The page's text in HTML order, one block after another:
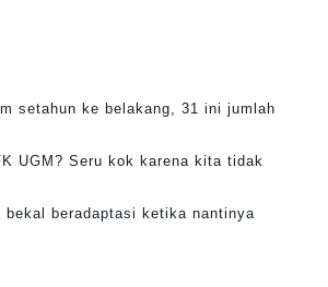
setahun ke belakang, 31 ini jumlah
UGM? Seru kok karena kita tidak
beradaptasi ketika nantinya